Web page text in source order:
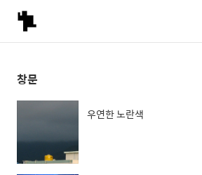
창문
우연한 노란색